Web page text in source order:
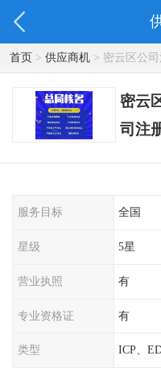
首页> 供应商机> 密云区公司
咨询
密云
司注
服务目标 全国
星级 5星
营业执照 有
专业资格证 有
类型 ICP、